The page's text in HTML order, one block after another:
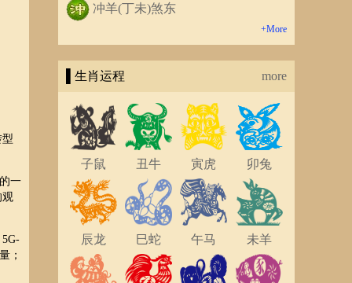
一
观
；
冲羊(丁未)煞东
+More
▌生肖运程 more
子鼠 丑牛 寅虎 卯兔
辰龙 巳蛇 午马 未羊